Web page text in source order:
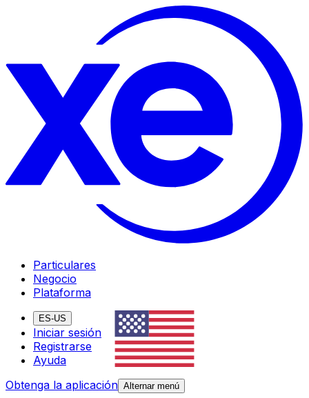
Particulares
Negocio
Plataforma
ES-US
Iniciar sesión
Registrarse
Ayuda
Obtenga la aplicación Alternar menú